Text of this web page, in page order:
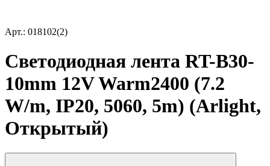
Арт.: 018102(2)
Светодиодная лента RT-B30-
10mm 12V Warm2400 (7.2
W/m, IP20, 5060, 5m) (Arlight,
Открытый)